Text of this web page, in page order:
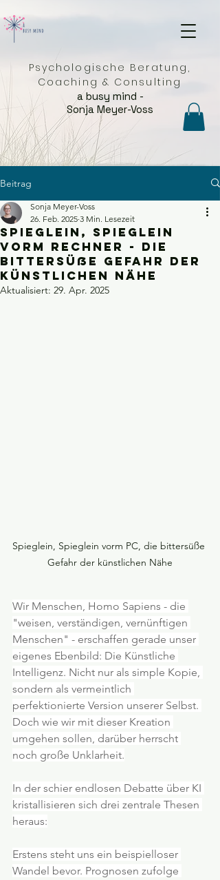
a busy mind -
Sonja Meyer-Voss
Psychologische Beratung,
Coaching & Consulting
Beitrag
Spieglein, Spieglein
vorm Rechner - die
bittersüße Gefahr der
künstlichen Nähe
Sonja Meyer-Voss
26. Feb. 2025 3 Min. Lesezeit
Aktualisiert: 29. Apr. 2025
Spieglein, Spieglein vorm PC, die bittersüße
Gefahr der künstlichen Nähe
Wir Menschen, Homo Sapiens - die
"weisen, verständigen, vernünftigen
Menschen" - erschaffen gerade unser
eigenes Ebenbild: Die Künstliche
Intelligenz. Nicht nur als simple Kopie,
sondern als vermeintlich
perfektionierte Version unserer Selbst.
Doch wie wir mit dieser Kreation
umgehen sollen, darüber herrscht
noch große Unklarheit.
In der schier endlosen Debatte über KI
kristallisieren sich drei zentrale Thesen
heraus:
Erstens steht uns ein beispielloser
Wandel bevor. Prognosen zufolge